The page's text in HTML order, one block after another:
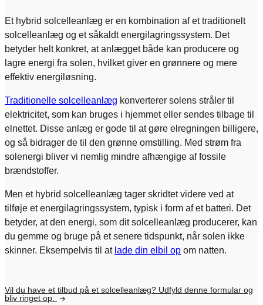
Et hybrid solcelleanlæg er en kombination af et traditionelt
solcelleanlæg og et såkaldt energilagringssystem. Det
betyder helt konkret, at anlægget både kan producere og
lagre energi fra solen, hvilket giver en grønnere og mere
effektiv energiløsning.
Traditionelle solcelleanlæg konverterer solens stråler til
elektricitet, som kan bruges i hjemmet eller sendes tilbage til
elnettet. Disse anlæg er gode til at gøre elregningen billigere,
og så bidrager de til den grønne omstilling. Med strøm fra
solenergi bliver vi nemlig mindre afhængige af fossile
brændstoffer.
Men et hybrid solcelleanlæg tager skridtet videre ved at
tilføje et energilagringssystem, typisk i form af et batteri. Det
betyder, at den energi, som dit solcelleanlæg producerer, kan
du gemme og bruge på et senere tidspunkt, når solen ikke
skinner. Eksempelvis til at lade din elbil op om natten.
Vil du have et tilbud på et solcelleanlæg? Udfyld denne formular og
bliv ringet op.